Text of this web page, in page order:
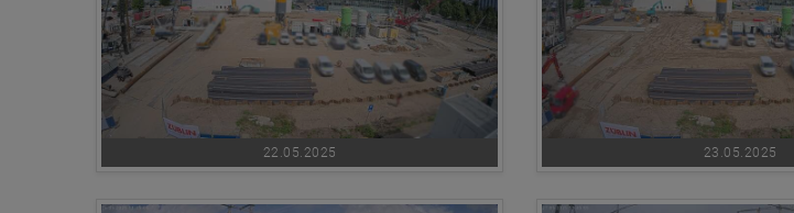
22.05.2025 23.05.2025